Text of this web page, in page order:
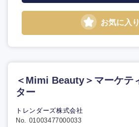
お気に入り
＜Mimi Beauty＞マーケテ
ター
トレンダーズ株式会社
No. 01003477000033